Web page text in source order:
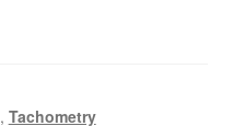
, Tachometry